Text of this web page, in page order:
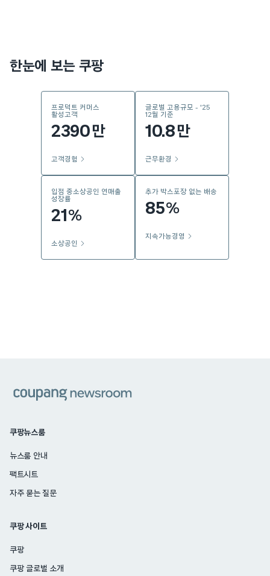
한눈에 보는 쿠팡
프로덕트 커머스
활성고객
2390만
고객경험
글로벌 고용규모 - '25
12월 기준
10.8만
근무환경
입점 중소상공인 연매출
성장률
21 %
소상공인
추가 박스포장 없는 배송
85%
지속가능경영
쿠팡뉴스룸
뉴스룸 안내
팩트시트
자주 묻는 질문
쿠팡 사이트
쿠팡
쿠팡 글로벌 소개